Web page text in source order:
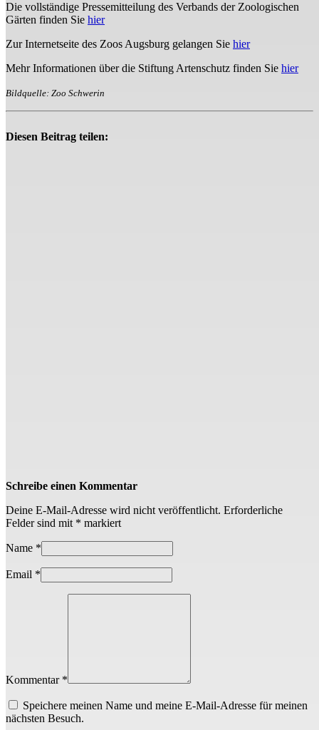
Die vollständige Pressemitteilung des Verbands der Zoologischen
Gärten finden Sie hier
Zur Internetseite des Zoos Augsburg gelangen Sie hier
Mehr Informationen über die Stiftung Artenschutz finden Sie hier
Bildquelle: Zoo Schwerin
Diesen Beitrag teilen:
Schreibe einen Kommentar
Deine E-Mail-Adresse wird nicht veröffentlicht. Erforderliche
Felder sind mit * markiert
Name *
Email *
Kommentar *
Speichere meinen Name und meine E-Mail-Adresse für meinen
nächsten Besuch.